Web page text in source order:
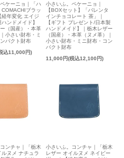
ケーニョ｜「ハ
COMACHIブラッ
経年変化 エイジ
ンドメイド】
（国産）・本革
小さい財布・ミ
パクト財布
込11,000円)
小さいふ。ペケーニョ｜
【BOXセット】「バレンタ
インチョコレート 茶」｜
【ギフト プレゼント/日本製
ハンドメイド】｜栃木レザー
（国産）・本革（ヌメ革）｜
小さい財布・ミニ財布・コン
パクト財布
11,000円(税込12,100円)
ンチャ｜「栃木
ルヌメ ナチュラ
小さいふ。コンチャ｜「栃木
レザー オイルヌメ ネイビー